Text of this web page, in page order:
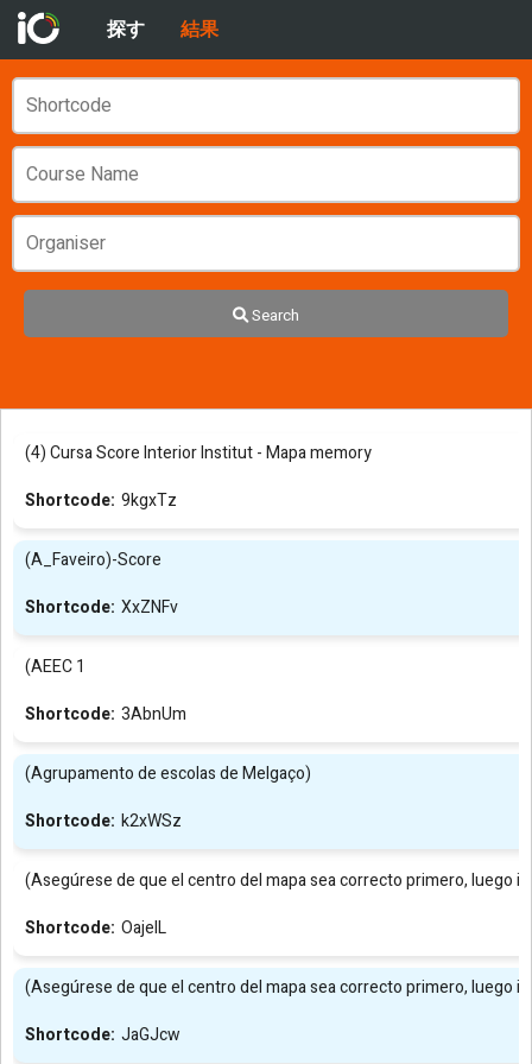
探す 結果
Search
(4) Cursa Score Interior Institut - Mapa memory
9kgxTz
(A_Faveiro)-Score
XxZNFv
(AEEC 1
3AbnUm
(Agrupamento de escolas de Melgaço)
k2xWSz
(Asegúrese de que el centro del mapa sea correcto primero, luego
OajeIL
(Asegúrese de que el centro del mapa sea correcto primero, luego
JaGJcw